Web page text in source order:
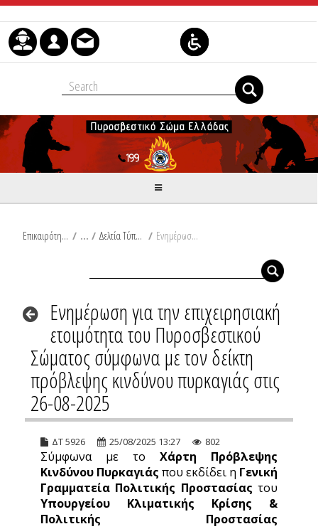
Skip to Content
Επικαιρότητα / Δελτία Τύπου / Ενημέρωση για την επιχειρησιακή ετοιμότητα του Πυροσβεστικού Σώματος σύμφωνα με τον δείκτη πρόβλεψης κινδύνου πυρκαγιάς στις 26-08-2025
Ενημέρωση για την επιχειρησιακή
ετοιμότητα του Πυροσβεστικού
Σώματος σύμφωνα με τον δείκτη
πρόβλεψης κινδύνου πυρκαγιάς στις
26-08-2025
ΔΤ 5926 25/08/2025 13:27 802
Σύμφωνα με το Χάρτη Πρόβλεψης
Κινδύνου Πυρκαγιάς που εκδίδει η Γενική
Γραμματεία Πολιτικής Προστασίας του
Υπουργείου Κλιματικής Κρίσης &
Πολιτικής Προστασίας